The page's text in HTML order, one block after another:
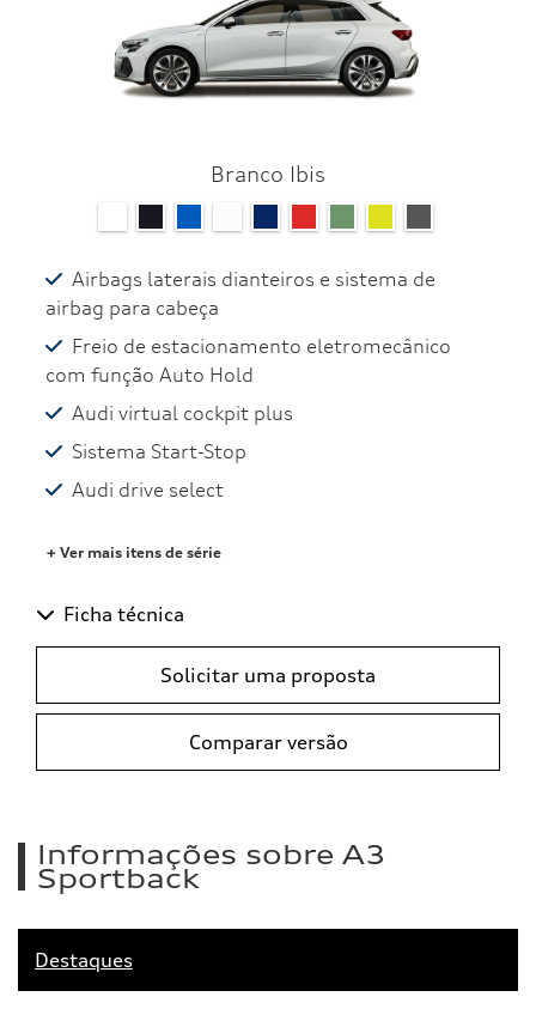
Branco Ibis
Airbags laterais dianteiros e sistema de
airbag para cabeça
Freio de estacionamento eletromecânico
com função Auto Hold
Audi virtual cockpit plus
Sistema Start-Stop
Audi drive select
+ Ver mais itens de série
Ficha técnica
Solicitar uma proposta
Comparar versão
Informações sobre A3
Sportback
Destaques